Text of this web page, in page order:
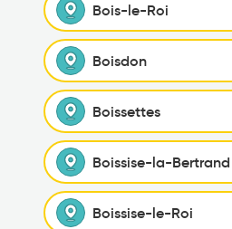
Bois-le-Roi
Boisdon
Boissettes
Boissise-la-Bertrand
Boissise-le-Roi